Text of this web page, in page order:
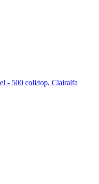
- 500 coli/top, Clairalfa